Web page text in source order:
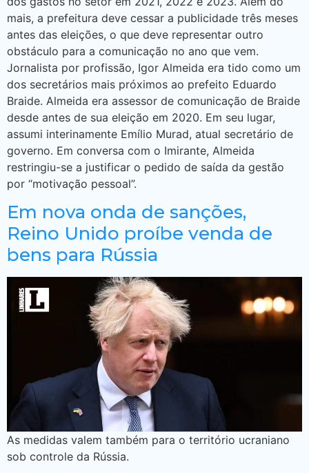
mais, a prefeitura deve cessar a publicidade três meses
antes das eleições, o que deve representar outro
obstáculo para a comunicação no ano que vem.
Jornalista por profissão, Igor Almeida era tido como um
dos secretários mais próximos ao prefeito Eduardo
Braide. Almeida era assessor de comunicação de Braide
desde antes de sua eleição em 2020. Em seu lugar,
assumi interinamente Emílio Murad, atual secretário de
governo. Em conversa com o Imirante, Almeida
restringiu-se a justificar o pedido de saída da gestão
por “motivação pessoal”.
Em nova onda de sanções,
Reino Unido proíbe venda de
bens para Rússia
As medidas valem também para o território ucraniano
sob controle da Rússia.